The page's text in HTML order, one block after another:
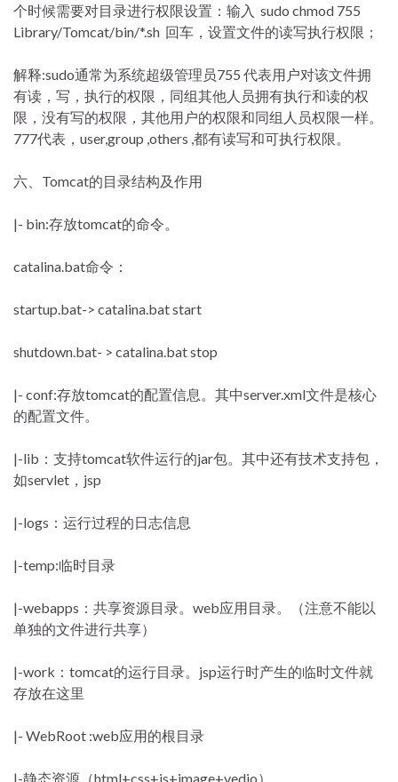
个时候需要对目录进行权限设置：输入 sudo chmod 755
Library/Tomcat/bin/*.sh 回车，设置文件的读写执行权限；
解释:sudo通常为系统超级管理员755 代表用户对该文件拥
有读，写，执行的权限，同组其他人员拥有执行和读的权
限，没有写的权限，其他用户的权限和同组人员权限一样。
777代表，user,group ,others ,都有读写和可执行权限。
六、Tomcat的目录结构及作用
|- bin:存放tomcat的命令。
catalina.bat命令：
startup.bat-> catalina.bat start
shutdown.bat- > catalina.bat stop
|- conf:存放tomcat的配置信息。其中server.xml文件是核心
的配置文件。
|-lib：支持tomcat软件运行的jar包。其中还有技术支持包，
如servlet，jsp
|-logs：运行过程的日志信息
|-temp:临时目录
|-webapps：共享资源目录。web应用目录。（注意不能以
单独的文件进行共享）
|-work：tomcat的运行目录。jsp运行时产生的临时文件就
存放在这里
|- WebRoot :web应用的根目录
|-静态资源（html+css+js+image+vedio）